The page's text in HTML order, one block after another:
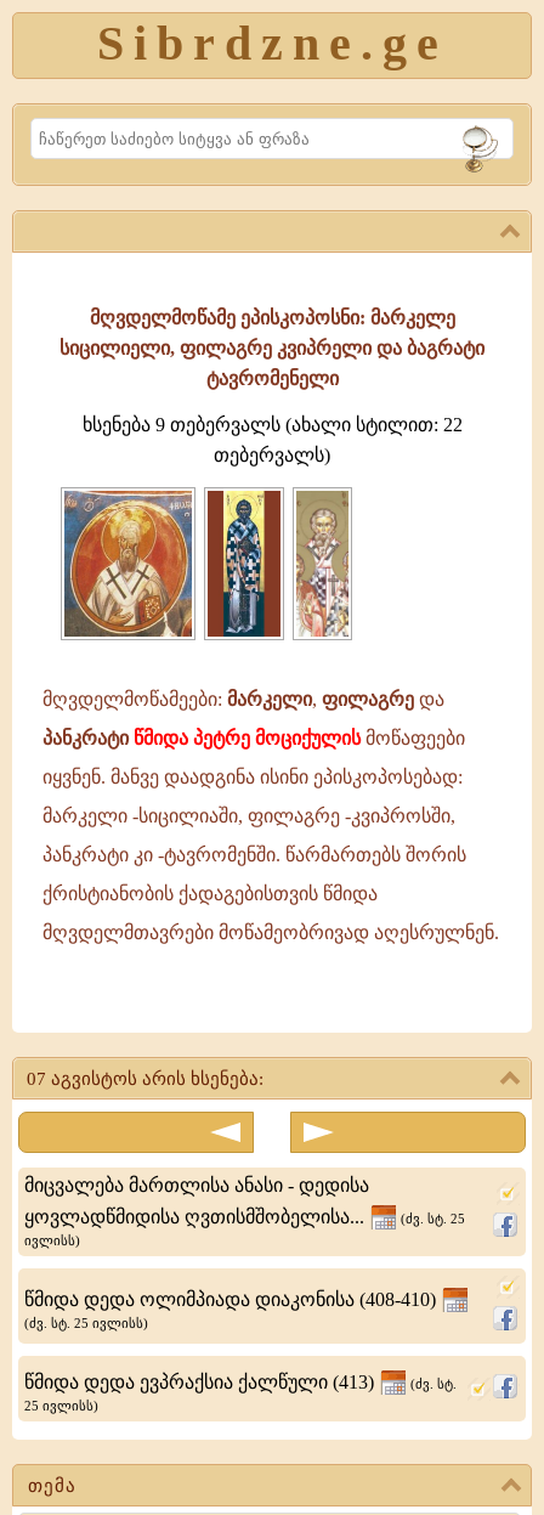
Sibrdzne.ge
Search
თემა
მღვდელმოწამე ეპისკოპოსნი: მარკელე
სიცილიელი, ფილაგრე კვიპრელი და ბაგრატი
ტავრომენელი
ხსენება 9 თებერვალს (ახალი სტილით: 22
თებერვალს)
მღვდელმოწამეები: მარკელი, ფილაგრე და
პანკრატი წმიდა პეტრე მოციქულისმოწაფეები
იყვნენ. მანვე დაადგინა ისინი ეპისკოპოსებად:
მარკელი -სიცილიაში, ფილაგრე -კვიპროსში,
პანკრატი კი -ტავრომენში. წარმართებს შორის
ქრისტიანობის ქადაგებისთვის წმიდა
მღვდელმთავრები მოწამეობრივად აღესრულნენ.
მარკელე
ფილაგრე
კვიპრელი
და
ტავრომენელი
07 აგვისტოს არის ხსენება:
მიცვალება მართლისა ანასი - დედისა
ყოვლადწმიდისა ღვთისმშობელისა...
(ძვ. სტ. 25
ივლისს)
წმიდა დედა ოლიმპიადა დიაკონისა (408-410)
(ძვ. სტ. 25 ივლისს)
წმიდა დედა ევპრაქსია ქალწული (413)
(ძვ. სტ.
25 ივლისს)